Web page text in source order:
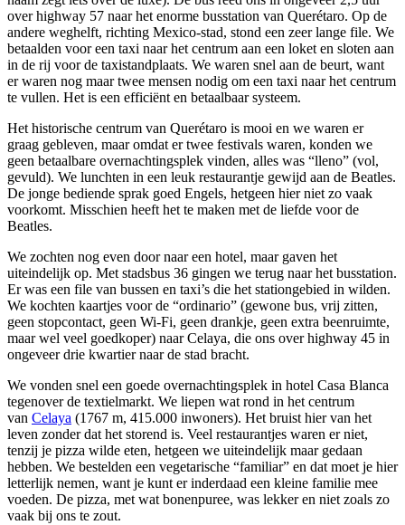
over highway 57 naar het enorme busstation van Querétaro. Op de
andere weghelft, richting Mexico-stad, stond een zeer lange file. We
betaalden voor een taxi naar het centrum aan een loket en sloten aan
in de rij voor de taxistandplaats. We waren snel aan de beurt, want
er waren nog maar twee mensen nodig om een taxi naar het centrum
te vullen. Het is een efficiënt en betaalbaar systeem.
Het historische centrum van Querétaro is mooi en we waren er
graag gebleven, maar omdat er twee festivals waren, konden we
geen betaalbare overnachtingsplek vinden, alles was “lleno” (vol,
gevuld). We lunchten in een leuk restaurantje gewijd aan de Beatles.
De jonge bediende sprak goed Engels, hetgeen hier niet zo vaak
voorkomt. Misschien heeft het te maken met de liefde voor de
Beatles.
We zochten nog even door naar een hotel, maar gaven het
uiteindelijk op. Met stadsbus 36 gingen we terug naar het busstation.
Er was een file van bussen en taxi’s die het stationgebied in wilden.
We kochten kaartjes voor de “ordinario” (gewone bus, vrij zitten,
geen stopcontact, geen Wi-Fi, geen drankje, geen extra beenruimte,
maar wel veel goedkoper) naar Celaya, die ons over highway 45 in
ongeveer drie kwartier naar de stad bracht.
We vonden snel een goede overnachtingsplek in hotel Casa Blanca
tegenover de textielmarkt. We liepen wat rond in het centrum
van Celaya (1767 m, 415.000 inwoners). Het bruist hier van het
leven zonder dat het storend is. Veel restaurantjes waren er niet,
tenzij je pizza wilde eten, hetgeen we uiteindelijk maar gedaan
hebben. We bestelden een vegetarische “familiar” en dat moet je hier
letterlijk nemen, want je kunt er inderdaad een kleine familie mee
voeden. De pizza, met wat bonenpuree, was lekker en niet zoals zo
vaak bij ons te zout.